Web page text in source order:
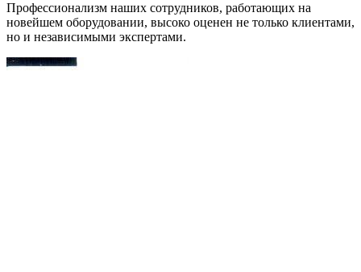
Профессионализм наших сотрудников, работающих на
новейшем оборудовании, высоко оценен не только клиентами,
но и независимыми экспертами.